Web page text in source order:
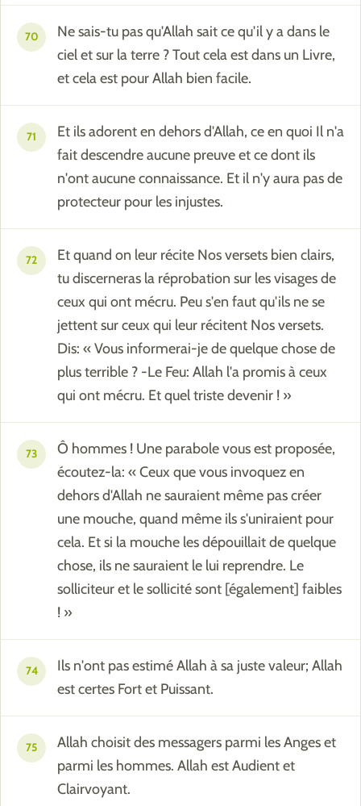
70
Ne sais-tu pas qu'Allah sait ce qu'il y a dans le
ciel et sur la terre ? Tout cela est dans un Livre,
et cela est pour Allah bien facile.
71
Et ils adorent en dehors d'Allah, ce en quoi Il n'a
fait descendre aucune preuve et ce dont ils
n'ont aucune connaissance. Et il n'y aura pas de
protecteur pour les injustes.
72
Et quand on leur récite Nos versets bien clairs,
tu discerneras la réprobation sur les visages de
ceux qui ont mécru. Peu s'en faut qu'ils ne se
jettent sur ceux qui leur récitent Nos versets.
Dis: « Vous informerai-je de quelque chose de
plus terrible ? -Le Feu: Allah l'a promis à ceux
qui ont mécru. Et quel triste devenir ! »
73
Ô hommes ! Une parabole vous est proposée,
écoutez-la: « Ceux que vous invoquez en
dehors d'Allah ne sauraient même pas créer
une mouche, quand même ils s'uniraient pour
cela. Et si la mouche les dépouillait de quelque
chose, ils ne sauraient le lui reprendre. Le
solliciteur et le sollicité sont [également] faibles
! »
74
Ils n'ont pas estimé Allah à sa juste valeur; Allah
est certes Fort et Puissant.
75
Allah choisit des messagers parmi les Anges et
parmi les hommes. Allah est Audient et
Clairvoyant.